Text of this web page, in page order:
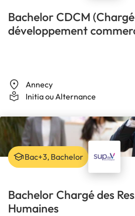
Bachelor CDCM
développement
Annecy
Initia ou Alternance
Bachelor Chargé des
Humaines
Bac+3, Bachelor